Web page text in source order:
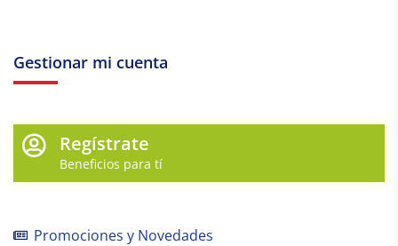
Gestionar mi cuenta
Regístrate
Beneficios para tí
Promociones y Novedades